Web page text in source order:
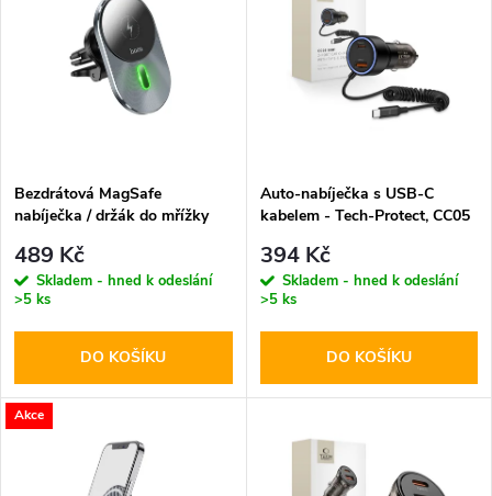
p
r
o
d
u
Abecedně
s
p
r
o
d
Bezdrátová MagSafe
nabíječka / držák do mřížky
489 Kč
Skladem - hned k odeslání
>5 ks
DO KOŠÍKU
Auto-nabíječka s USB-C
kabelem - Tech-Protect, CC05
394 Kč
Skladem - hned k odeslání
>5 ks
DO KOŠÍKU
Akce